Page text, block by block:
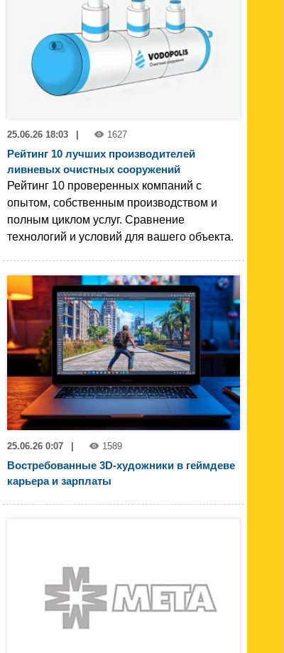
25.06.26 18:03 | 1627
Рейтинг 10 лучших производителей
ливневых очистных сооружений
Рейтинг 10 проверенных компаний с
опытом, собственным производством и
полным циклом услуг. Сравнение
технологий и условий для вашего объекта.
25.06.26 0:07 1589
Востребованные 3D-художники в геймдеве
карьера и зарплаты